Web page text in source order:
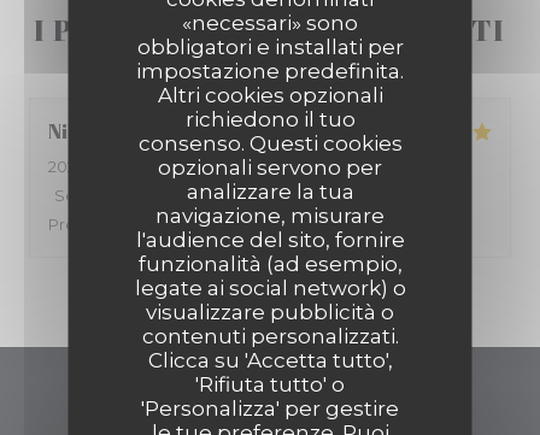
«necessari» sono
obbligatori e installati per
impostazione predefinita.
Altri cookies opzionali
richiedono il tuo
consenso. Questi cookies
opzionali servono per
analizzare la tua
navigazione, misurare
l'audience del sito, fornire
funzionalità (ad esempio,
legate ai social network) o
visualizzare pubblicità o
contenuti personalizzati.
Clicca su 'Accetta tutto',
'Rifiuta tutto' o
'Personalizza' per gestire
I PARERI DEI NOSTRI CLIENTI
Nicolas
2024-11-12
- 12:00 - Ospiti 2
Servizio
Atmosfera: 5/5 Cucina:5
Prezzo
1
Mademoiselle 10
MADEMOISELLE 10